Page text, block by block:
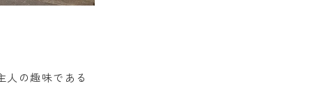
人の趣味である